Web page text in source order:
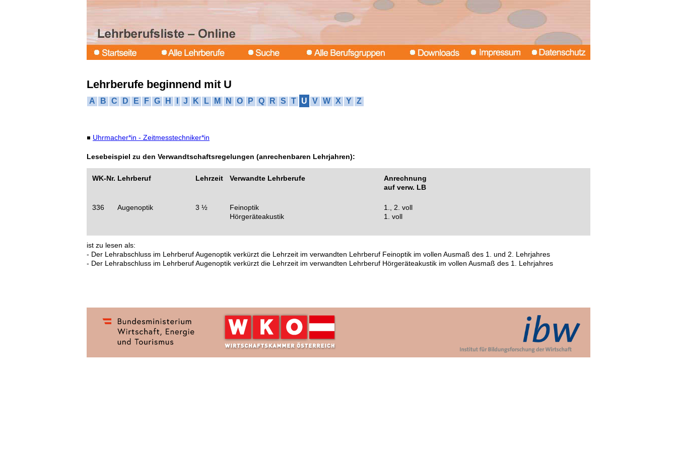
Lehrberufe beginnend mit U
A B C D E F G H J K L M N O P Q R S T U V W X Y Z
Uhrmacher*in - Zeitmesstechniker*in
Lesebeispiel zu den Verwandtschaftsregelungen (anrechenbaren Lehrjahren):
WK-Nr. Lehrberuf Lehrzeit Verwandte Lehrberufe
Anrechnung
auf verw. LB
336 Augenoptik 3 ½
Feinoptik
Hörgeräteakustik
1., 2. voll
1. voll
ist zu lesen als:
- Der Lehrabschluss im Lehrberuf Augenoptik verkürzt die Lehrzeit im verwandten Lehrberuf Feinoptik im vollen Ausmaß des 1. und 2. Lehrjahres
- Der Lehrabschluss im Lehrberuf Augenoptik verkürzt die Lehrzeit im verwandten Lehrberuf Hörgeräteakustik im vollen Ausmaß des 1. Lehrjahres